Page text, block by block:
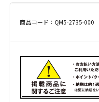
商品コード：QM5-2735-000